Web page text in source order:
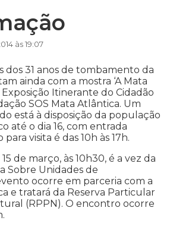
às 19:07
dos 31 anos de tombamento da
ainda com a mostra ‘A Mata
Itinerante do Cidadão
SOS Mata Atlântica. Um
está à disposição da população
até o dia 16, com entrada
visita é das 10h às 17h.
de março, às 10h30, é a vez da
Sobre Unidades de
ocorre em parceria com a
e tratará da Reserva Particular
(RPPN). O encontro ocorre